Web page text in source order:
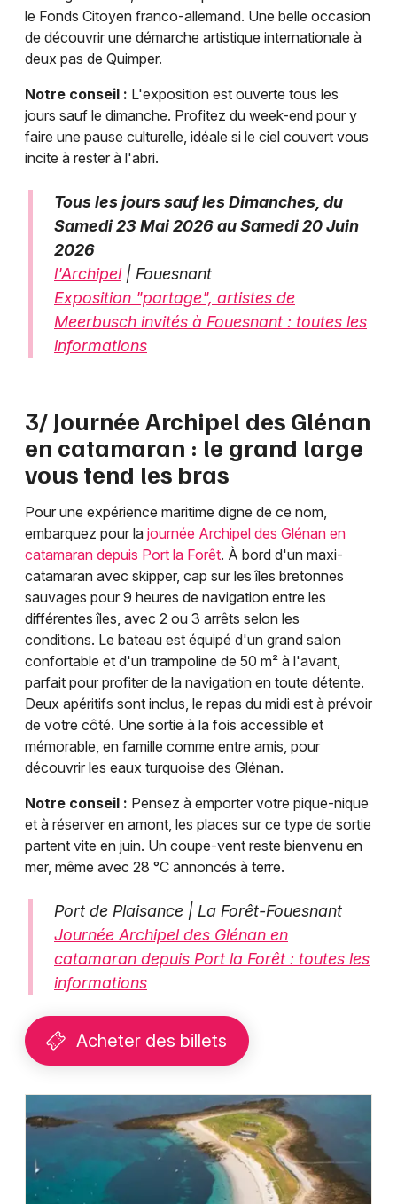
le Fonds Citoyen franco-allemand. Une belle occasion
de découvrir une démarche artistique internationale à
deux pas de Quimper.
Notre conseil : L'exposition est ouverte tous les
jours sauf le dimanche. Profitez du week-end pour y
faire une pause culturelle, idéale si le ciel couvert vous
incite à rester à l'abri.
Tous les jours sauf les Dimanches, du
Samedi 23 Mai 2026 au Samedi 20 Juin
2026
l'Archipel| Fouesnant
Exposition "partage", artistes de
Meerbusch invités à Fouesnant : toutes les
informations
3/ Journée Archipel des Glénan
en catamaran : le grand large
vous tend les bras
Pour une expérience maritime digne de ce nom,
embarquez pour la journée Archipel des Glénan en
catamaran depuis Port la Forêt. À bord d'un maxi-
catamaran avec skipper, cap sur les îles bretonnes
sauvages pour 9 heures de navigation entre les
différentes îles, avec 2 ou 3 arrêts selon les
conditions. Le bateau est équipé d'un grand salon
confortable et d'un trampoline de 50 m² à l'avant,
parfait pour profiter de la navigation en toute détente.
Deux apéritifs sont inclus, le repas du midi est à prévoir
de votre côté. Une sortie à la fois accessible et
mémorable, en famille comme entre amis, pour
découvrir les eaux turquoise des Glénan.
Notre conseil : Pensez à emporter votre pique-nique
et à réserver en amont, les places sur ce type de sortie
partent vite en juin. Un coupe-vent reste bienvenu en
mer, même avec 28 °C annoncés à terre.
Port de Plaisance | La Forêt-Fouesnant
Journée Archipel des Glénan en
catamaran depuis Port la Forêt : toutes les
informations
Acheter des billets